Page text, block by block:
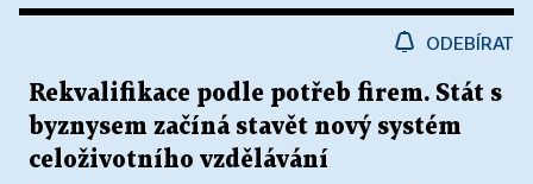
ODEBÍRAT
Rekvalifikace podle potřeb firem. Stát s
byznysem začíná stavět nový systém
celoživotního vzdělávání